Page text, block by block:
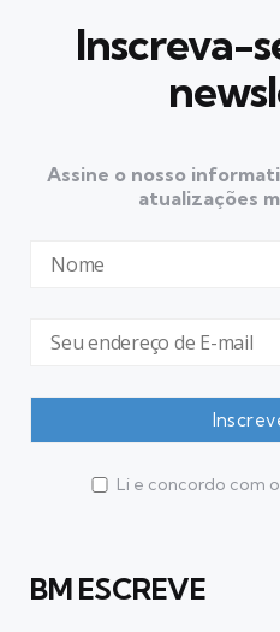
Inscreva-
Assine o nosso
atualizações
Li e concordo com
BM ESCREVE